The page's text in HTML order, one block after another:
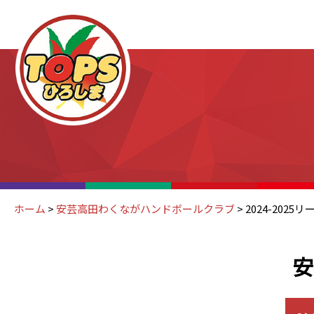
ホーム >安芸高田わくながハンドボールクラブ> 2024-2025リ